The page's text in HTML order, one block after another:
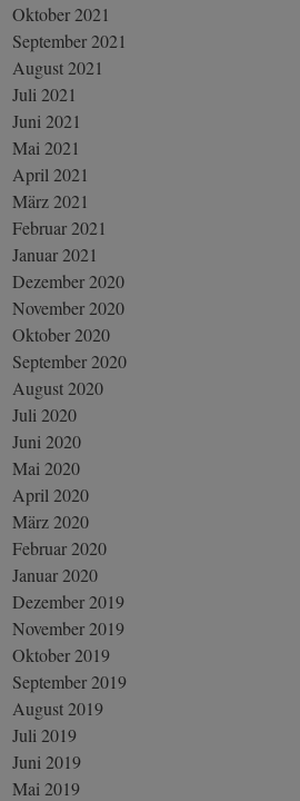
Oktober 2021
September 2021
August 2021
Juli 2021
Juni 2021
Mai 2021
April 2021
März 2021
Februar 2021
Januar 2021
Dezember 2020
November 2020
Oktober 2020
September 2020
August 2020
Juli 2020
Juni 2020
Mai 2020
April 2020
März 2020
Februar 2020
Januar 2020
Dezember 2019
November 2019
Oktober 2019
September 2019
August 2019
Juli 2019
Juni 2019
Mai 2019